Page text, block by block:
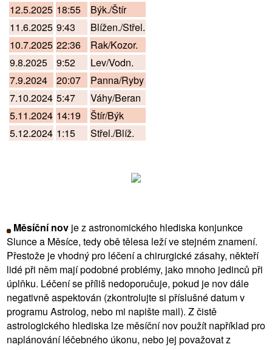
12.5.2025 18:55
Býk./Štír
11.6.2025 9:43
Blížen./Střel.
10.7.2025 22:36
Rak/Kozor.
9.8.2025
9:52
Lev/Vodn.
7.9.2024
20:07
Panna/Ryby
7.10.2024 5:47
Váhy/Beran
5.11.2024 14:19
Štír/Býk
5.12.2024 1:15 Střel./Blíž.
Měsíční nov je z astronomického hlediska konjunkce
Slunce a Měsíce, tedy obě tělesa leží ve stejném znamení.
Přestože je vhodný pro léčení a chirurgické zásahy, někteří
lidé při něm mají podobné problémy, jako mnoho jedinců při
úplňku. Léčení se příliš nedoporučuje, pokud je nov dále
negativně aspektován (zkontrolujte si příslušné datum v
programu Astrolog, nebo mi napište mail). Z čistě
astrologického hlediska lze měsíční nov použít například pro
naplánování léčebného úkonu, nebo jej považovat z